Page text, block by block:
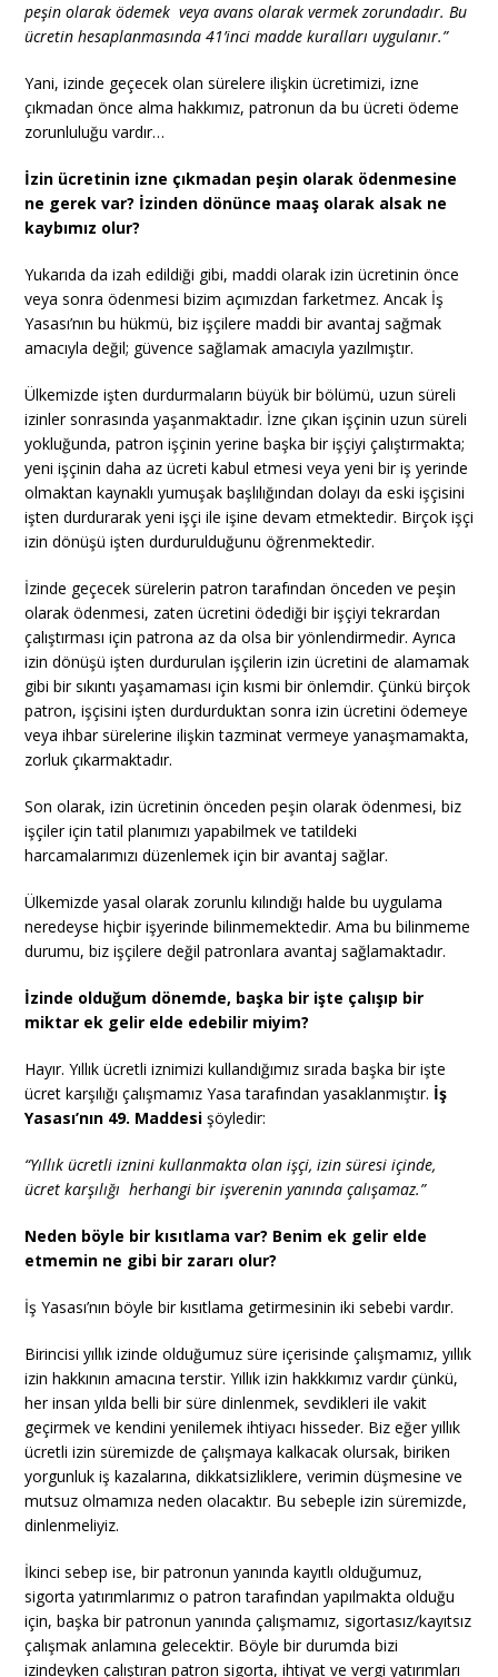
peşin olarak ödemek veya avans olarak vermek zorundadır. Bu
ücretin hesaplanmasında 41’inci madde kuralları uygulanır.”
Yani, izinde geçecek olan sürelere ilişkin ücretimizi, izne
çıkmadan önce alma hakkımız, patronun da bu ücreti ödeme
zorunluluğu vardır…
İzin ücretinin izne çıkmadan peşin olarak ödenmesine
ne gerek var? İzinden dönünce maaş olarak alsak ne
kaybımız olur?
Yukarıda da izah edildiği gibi, maddi olarak izin ücretinin önce
veya sonra ödenmesi bizim açımızdan farketmez. Ancak İş
Yasası’nın bu hükmü, biz işçilere maddi bir avantaj sağmak
amacıyla değil; güvence sağlamak amacıyla yazılmıştır.
Ülkemizde işten durdurmaların büyük bir bölümü, uzun süreli
izinler sonrasında yaşanmaktadır. İzne çıkan işçinin uzun süreli
yokluğunda, patron işçinin yerine başka bir işçiyi çalıştırmakta;
yeni işçinin daha az ücreti kabul etmesi veya yeni bir iş yerinde
olmaktan kaynaklı yumuşak başlılığından dolayı da eski işçisini
işten durdurarak yeni işçi ile işine devam etmektedir. Birçok işçi
izin dönüşü işten durdurulduğunu öğrenmektedir.
İzinde geçecek sürelerin patron tarafından önceden ve peşin
olarak ödenmesi, zaten ücretini ödediği bir işçiyi tekrardan
çalıştırması için patrona az da olsa bir yönlendirmedir. Ayrıca
izin dönüşü işten durdurulan işçilerin izin ücretini de alamamak
gibi bir sıkıntı yaşamaması için kısmi bir önlemdir. Çünkü birçok
patron, işçisini işten durdurduktan sonra izin ücretini ödemeye
veya ihbar sürelerine ilişkin tazminat vermeye yanaşmamakta,
zorluk çıkarmaktadır.
Son olarak, izin ücretinin önceden peşin olarak ödenmesi, biz
işçiler için tatil planımızı yapabilmek ve tatildeki
harcamalarımızı düzenlemek için bir avantaj sağlar.
Ülkemizde yasal olarak zorunlu kılındığı halde bu uygulama
neredeyse hiçbir işyerinde bilinmemektedir. Ama bu bilinmeme
durumu, biz işçilere değil patronlara avantaj sağlamaktadır.
İzinde olduğum dönemde, başka bir işte çalışıp bir
miktar ek gelir elde edebilir miyim?
Hayır. Yıllık ücretli iznimizi kullandığımız sırada başka bir işte
ücret karşılığı çalışmamız Yasa tarafından yasaklanmıştır. İş
Yasası’nın 49. Maddesi şöyledir:
“Yıllık ücretli iznini kullanmakta olan işçi, izin süresi içinde,
ücret karşılığı herhangi bir işverenin yanında çalışamaz.”
Neden böyle bir kısıtlama var? Benim ek gelir elde
etmemin ne gibi bir zararı olur?
İş Yasası’nın böyle bir kısıtlama getirmesinin iki sebebi vardır.
Birincisi yıllık izinde olduğumuz süre içerisinde çalışmamız, yıllık
izin hakkının amacına terstir. Yıllık izin hakkkımız vardır çünkü,
her insan yılda belli bir süre dinlenmek, sevdikleri ile vakit
geçirmek ve kendini yenilemek ihtiyacı hisseder. Biz eğer yıllık
ücretli izin süremizde de çalışmaya kalkacak olursak, biriken
yorgunluk iş kazalarına, dikkatsizliklere, verimin düşmesine ve
mutsuz olmamıza neden olacaktır. Bu sebeple izin süremizde,
dinlenmeliyiz.
İkinci sebep ise, bir patronun yanında kayıtlı olduğumuz,
sigorta yatırımlarımız o patron tarafından yapılmakta olduğu
için, başka bir patronun yanında çalışmamız, sigortasız/kayıtsız
çalışmak anlamına gelecektir. Böyle bir durumda bizi
izindeyken çalıştıran patron sigorta, ihtiyat ve vergi yatırımları